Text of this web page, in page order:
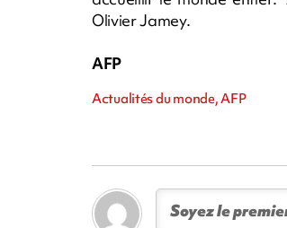
Olivier Jamey.
AFP
Actualités du monde, AFP